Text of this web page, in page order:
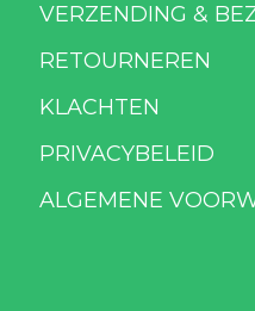
VERZENDING &
RETOURNEREN
KLACHTEN
PRIVACYBELEID
ALGEMENE